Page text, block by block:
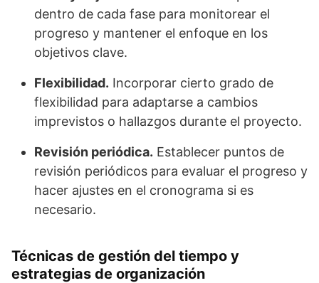
dentro de cada fase para monitorear el
progreso y mantener el enfoque en los
objetivos clave.
Flexibilidad. Incorporar cierto grado de
flexibilidad para adaptarse a cambios
imprevistos o hallazgos durante el proyecto.
Revisión periódica. Establecer puntos de
revisión periódicos para evaluar el progreso y
hacer ajustes en el cronograma si es
necesario.
Técnicas de gestión del tiempo y
estrategias de organización